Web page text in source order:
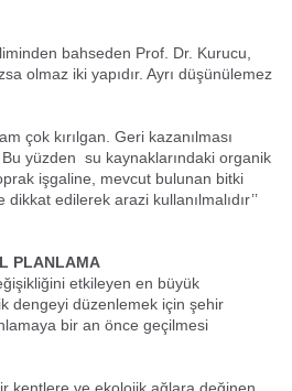
bahseden Prof. Dr. Kurucu,
olmaz iki yapıdır. Ayrı düşünülemez
çok kırılgan. Geri kazanılması
yüzden su kaynaklarındaki organik
işgaline, mevcut bulunan bitki
edilerek arazi kullanılmalıdır’’
PLANLAMA
etkileyen en büyük
dengeyi düzenlemek için şehir
bir an önce geçilmesi